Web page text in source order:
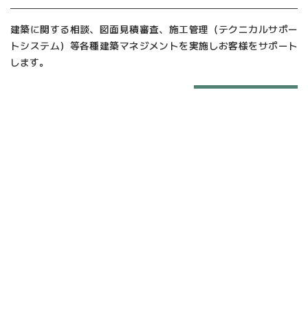
建築に関する相談、図面見積審査、施工管理（テクニカルサポー
トシステム）等各種建築マネジメントを実施しお客様をサポート
します。